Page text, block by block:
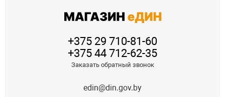
+375 29 710-81-60
+375 44 712-62-35
Заказать обратный звонок
edin@din.gov.by